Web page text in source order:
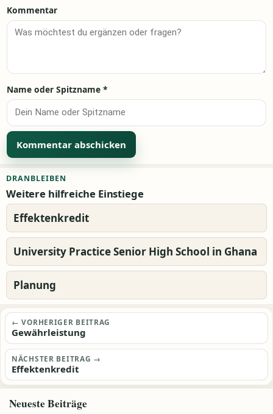
Kommentar
Name oder Spitzname *
DRANBLEIBEN
Weitere hilfreiche Einstiege
Effektenkredit
University Practice Senior High School in Ghana
Planung
Beitragsnavigation
← VORHERIGER BEITRAG
Gewährleistung
NÄCHSTER BEITRAG →
Effektenkredit
Neueste Beiträge